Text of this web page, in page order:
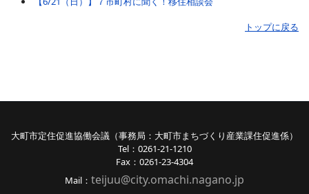
トップに戻る
大町市定住促進協働会議（事務局：大町市まちづくり産業課住促進係）
Tel：0261-21-1210
Fax：0261-23-4304
Mail： teijuu@city.omachi.nagano.jp